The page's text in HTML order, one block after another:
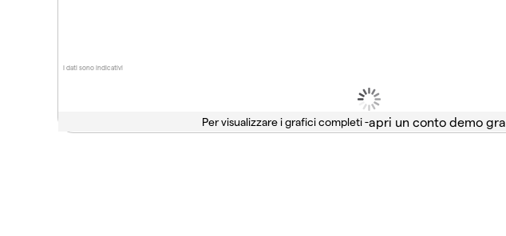
I dati sono indicativi
Per visualizzare i grafici completi -